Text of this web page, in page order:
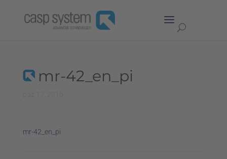
mr-42_en_pi
mr-42_en_pi